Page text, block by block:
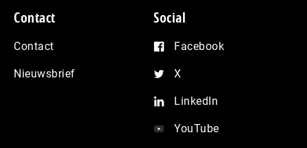
Contact
Contact
Nieuwsbrief
Social
Facebook
X
LinkedIn
YouTube